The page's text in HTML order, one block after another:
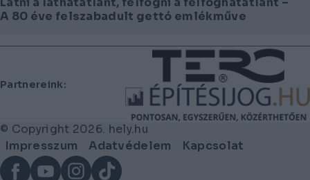
A 80 éve felszabadult gettó emlékműve
Lábléc
Partnereink:
© Copyright 2026. hely.hu
Lábléc
menü
Impresszum Adatvédelem
Kapcsolat
FacebookYouTubeInstagram